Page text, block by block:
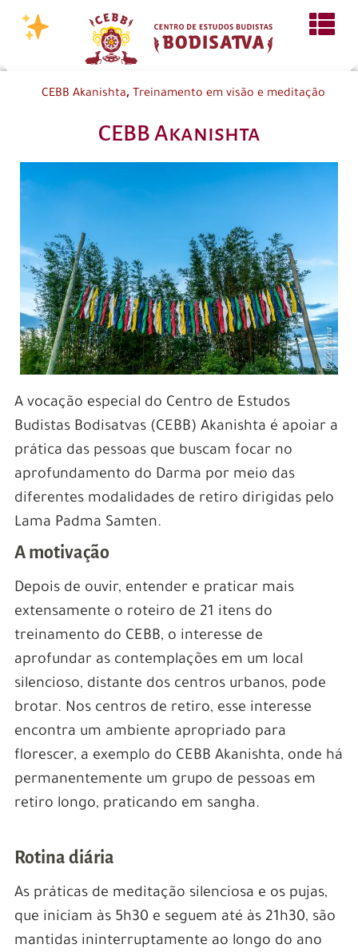
CEBB Akanishta, Treinamento em visão e meditação
CEBB Akanishta
A vocação especial do Centro de Estudos
Budistas Bodisatvas (CEBB) Akanishta é apoiar a
prática das pessoas que buscam focar no
aprofundamento do Darma por meio das
diferentes modalidades de retiro dirigidas pelo
Lama Padma Samten.
A motivação
Depois de ouvir, entender e praticar mais
extensamente o roteiro de 21 itens do
treinamento do CEBB, o interesse de
aprofundar as contemplações em um local
silencioso, distante dos centros urbanos, pode
brotar. Nos centros de retiro, esse interesse
encontra um ambiente apropriado para
florescer, a exemplo do CEBB Akanishta, onde há
permanentemente um grupo de pessoas em
retiro longo, praticando em sangha.
Rotina diária
As práticas de meditação silenciosa e os pujas,
que iniciam às 5h30 e seguem até às 21h30, são
mantidas ininterruptamente ao longo do ano